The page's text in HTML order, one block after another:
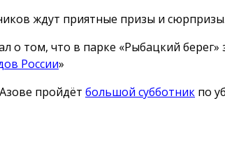
ждут приятные призы и
о том, что в парке «Рыбацкий берег»
России»
пройдёт большой субботник по